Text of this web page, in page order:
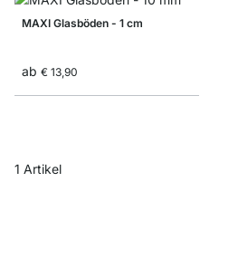
MAXI Glasböden - 1 cm
ab € 13,90
1 Artikel